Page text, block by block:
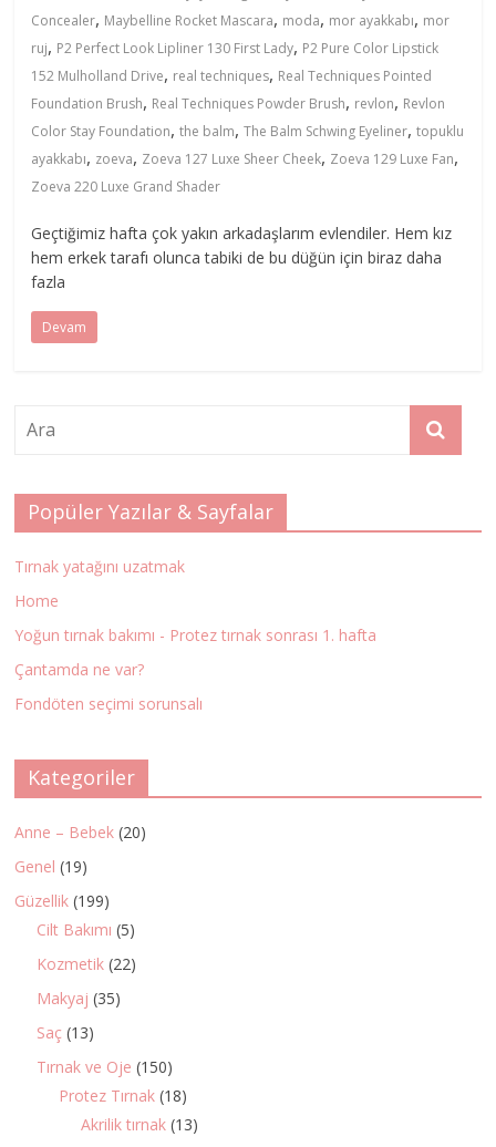
Concealer, Maybelline Rocket Mascara, moda, mor ayakkabı, mor
ruj, P2 Perfect Look Lipliner 130 First Lady, P2 Pure Color Lipstick
152 Mulholland Drive, real techniques, Real Techniques Pointed
Foundation Brush, Real Techniques Powder Brush, revlon, Revlon
Color Stay Foundation,the balm,The Balm Schwing Eyeliner,topuklu
ayakkabı, zoeva, Zoeva 127 Luxe Sheer Cheek, Zoeva 129 Luxe Fan,
Zoeva 220 Luxe Grand Shader
Geçtiğimiz hafta çok yakın arkadaşlarım evlendiler. Hem kız
hem erkek tarafı olunca tabiki de bu düğün için biraz daha
fazla
Devam
Popüler Yazılar & Sayfalar
Tırnak yatağını uzatmak
Home
Yoğun tırnak bakımı - Protez tırnak sonrası 1. hafta
Çantamda ne var?
Fondöten seçimi sorunsalı
Kategoriler
Anne – Bebek (20)
Genel (19)
Güzellik (199)
Cilt Bakımı (5)
Kozmetik (22)
Makyaj (35)
Saç (13)
Tırnak ve Oje (150)
Protez Tırnak (18)
Akrilik tırnak (13)